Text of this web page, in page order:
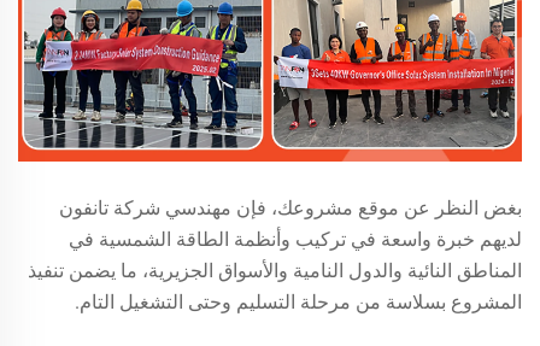
بغض النظر عن موقع مشروعك، فإن مهندسي شركة تانفون
لديهم خبرة واسعة في تركيب وأنظمة الطاقة الشمسية في
المناطق النائية والدول النامية والأسواق الجزيرية، ما يضمن تنفيذ
المشروع بسلاسة من مرحلة التسليم وحتى التشغيل التام.